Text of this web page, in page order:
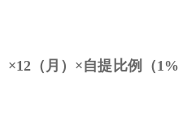
×12（月）×自提比例（1%